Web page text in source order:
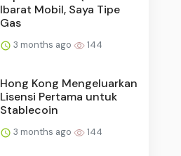
Ibarat Mobil, Saya Tipe
Gas
3 months ago 144
Hong Kong Mengeluarkan
Lisensi Pertama untuk
Stablecoin
3 months ago 144